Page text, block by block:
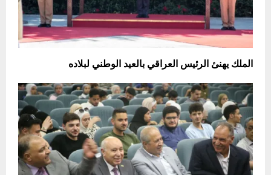
الملك يهنئ الرئيس العراقي بالعيد الوطني لبلاده